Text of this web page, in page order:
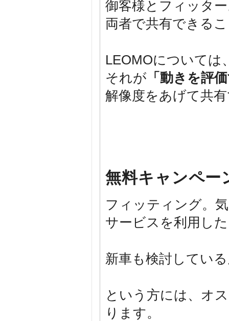
御客様とフィッタ
両者で共有できる
LEOMOについては
それが 「動きを評
解像度をあげて共
無料キャンペー
フィッティング。
サービスを利用し
新車も検討してい
という方には、オ
ります。